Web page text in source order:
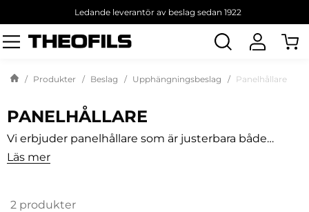
Ledande leverantör av beslag sedan 1922
Sök
produkt
Produkter Beslag Upphängningsbeslag Panelhållare
PANELHÅLLARE
Vi erbjuder panelhållare som är justerbara både
horisontellt och vertikalt. Nedan ser du två varianter
där den ena monteras på väggskena och den andra
Läs mer
2 produkter